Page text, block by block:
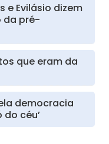
e Evilásio dizem
da pré-
que eram da
democracia
do céu’